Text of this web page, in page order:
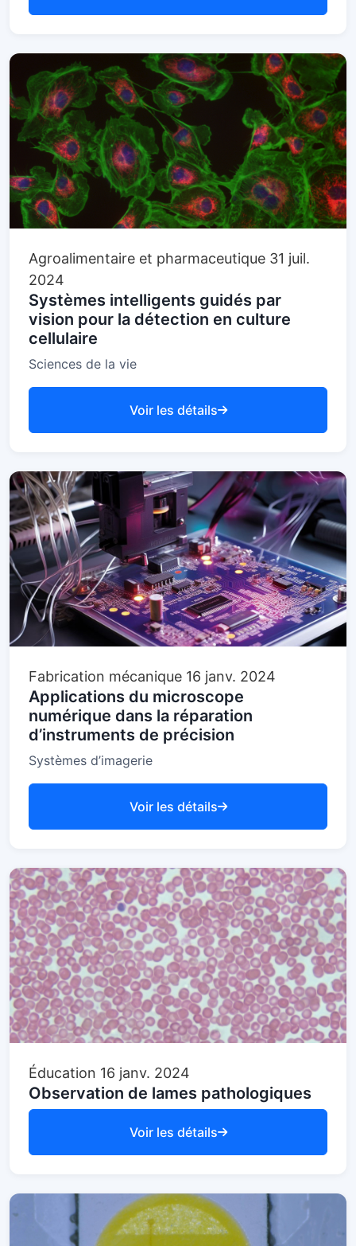
Agroalimentaire et pharmaceutique 31 juil.
2024
Systèmes intelligents guidés par
vision pour la détection en culture
cellulaire
Sciences de la vie
Voir les détails
Fabrication mécanique 16 janv. 2024
Applications du microscope
numérique dans la réparation
d’instruments de précision
Systèmes d’imagerie
Voir les détails
Éducation 16 janv. 2024
Observation de lames pathologiques
Voir les détails